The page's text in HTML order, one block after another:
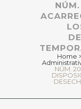
Home
NÚM.